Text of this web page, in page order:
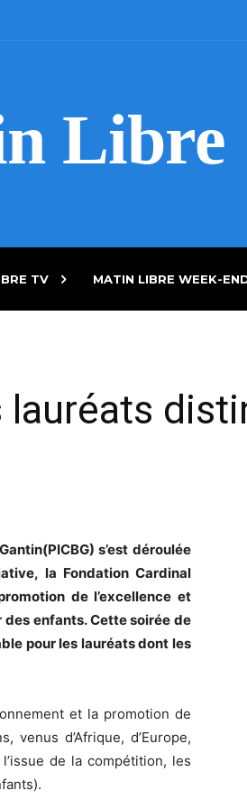
Libre
TV MATIN LIBRE WEEK-
lauréats
s’est déroulée
la Fondation Cardinal
de l’excellence et
enfants. Cette soirée de
pour les lauréats dont les
et la promotion de
d’Afrique, d’Europe,
de la compétition, les